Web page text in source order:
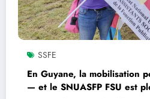
SSFE
En Guyane, la mobilisation
— et le SNUASFP FSU est